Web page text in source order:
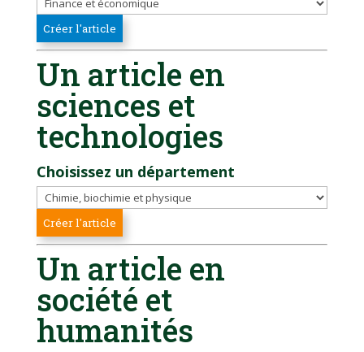
Un article en
sciences et
technologies
Choisissez un département
Un article en
société et
humanités